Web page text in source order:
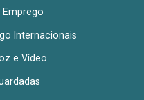
Internacionais
e Vídeo